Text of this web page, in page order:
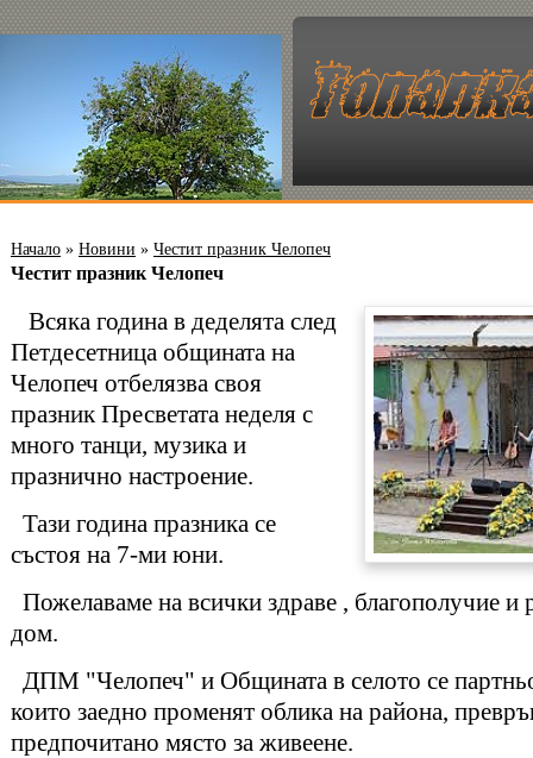
Начало » Новини » Честит празник Челопеч
Честит празник Челопеч
Всяка година в деделята след
Петдесетница общината на
Челопеч отбелязва своя
празник Пресветата неделя с
много танци, музика и
празнично настроение.
Тази година празника се
състоя на 7-ми юни.
Пожелаваме на всички здраве , благополучие и
дом.
ДПМ "Челопеч" и Общината в селото се
които заедно променят облика на района,
предпочитано място за живеене.